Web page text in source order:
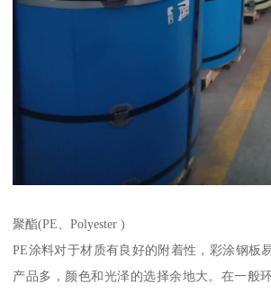
聚酯(PE、Polyester )
PE涂料对于材质有良好的附着性，彩涂钢板
产品多，颜色和光泽的选择余地大。在一般